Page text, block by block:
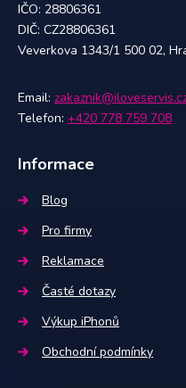
IČO: 28806361
DIČ: CZ28806361
Veverkova 1343/1 500 02,
Email:
Telefon: +420 778 759 708
Informace
Blog
Pro firmy
Reklamace
Časté dotazy
Výkup iPhonů
Obchodní podmínky